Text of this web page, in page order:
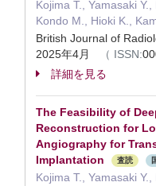
Kojima T., Yamasaki
Kondo M., Hioki K.,
British Journal of
2025年4月
（ ISSN:
詳細を見る
The Feasibility of
Reconstruction for
Angiography for
Implantation
査読
Kojima T., Yamasaki